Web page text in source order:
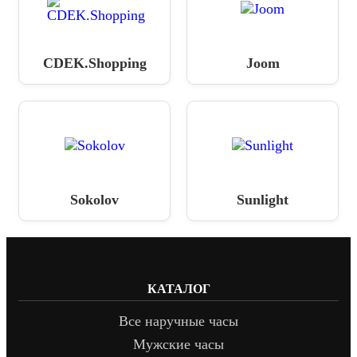
CDEK.Shopping Joom
Sokolov Sunlight
КАТАЛОГ
Все наручные часы
Мужские часы